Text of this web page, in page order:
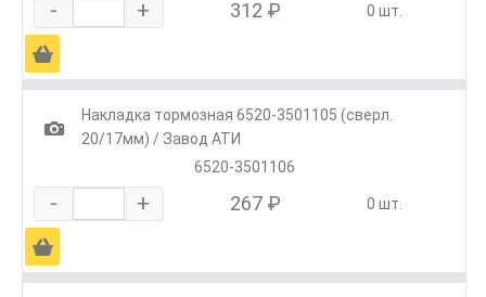
- + 312 ₽ 0 шт.
Ä
1
Накладка тормозная 6520-3501105 (сверл.
20/17мм) / Завод АТИ
6520-3501106
- + 267 ₽ 0 шт.
Ä